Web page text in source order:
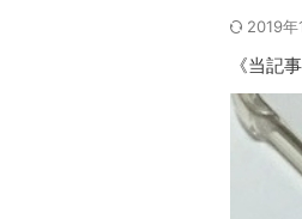
2019年
《当記